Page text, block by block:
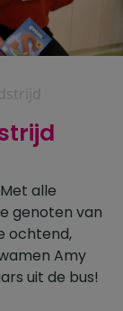
alle
genoten van
ochtend,
Amy
uit de bus!